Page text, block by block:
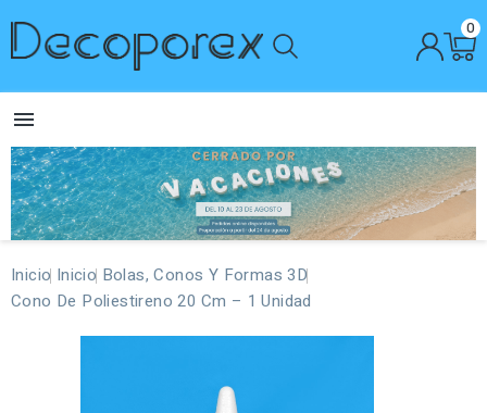
0

Inicio Inicio Bolas, Conos Y Formas 3D
Cono De Poliestireno 20 Cm – 1 Unidad